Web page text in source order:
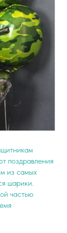
поздравления
из самых
шарики.
частью